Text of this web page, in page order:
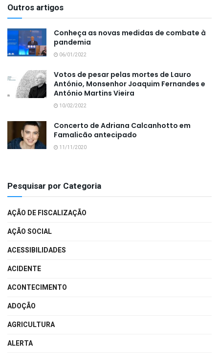
Outros artigos
Conheça as novas medidas de combate à
pandemia
06/01/2022
Votos de pesar pelas mortes de Lauro
António, Monsenhor Joaquim Fernandes e
António Martins Vieira
10/02/2022
Concerto de Adriana Calcanhotto em
Famalicão antecipado
11/11/2020
Pesquisar por Categoria
AÇÃO DE FISCALIZAÇÃO
AÇÃO SOCIAL
ACESSIBILIDADES
ACIDENTE
ACONTECIMENTO
ADOÇÃO
AGRICULTURA
ALERTA